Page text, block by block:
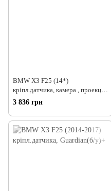
BMW X3 F25 (14*)
кріпл.датчика, камера , проекція
Guardian б/у+
3 836 грн